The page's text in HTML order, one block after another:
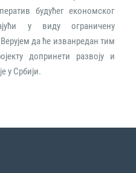
будућег економског
у виду ограничену
да ће изванредан тим
допринети развоју и
у Србији.